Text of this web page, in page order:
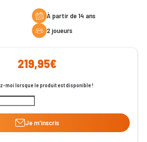
à partir de 14 ans
2 joueurs
219,95€
moi lorsque le produit est disponible !
Je m'inscris